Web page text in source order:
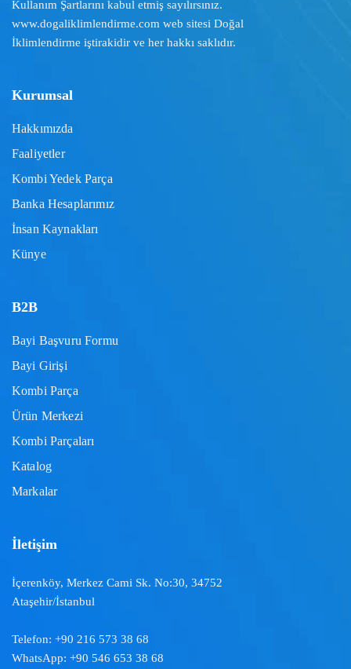
Kullanım Şartlarını kabul etmiş sayılırsınız.
www.dogaliklimlendirme.com web sitesi Doğal
İklimlendirme iştirakidir ve her hakkı saklıdır.
Kurumsal
Hakkımızda
Faaliyetler
Kombi Yedek Parça
Banka Hesaplarımız
İnsan Kaynakları
Künye
B2B
Bayi Başvuru Formu
Bayi Girişi
Kombi Parça
Ürün Merkezi
Kombi Parçaları
Katalog
Markalar
İletişim
İçerenköy, Merkez Cami Sk. No:30, 34752
Ataşehir/İstanbul
Telefon: +90 216 573 38 68
WhatsApp: +90 546 653 38 68